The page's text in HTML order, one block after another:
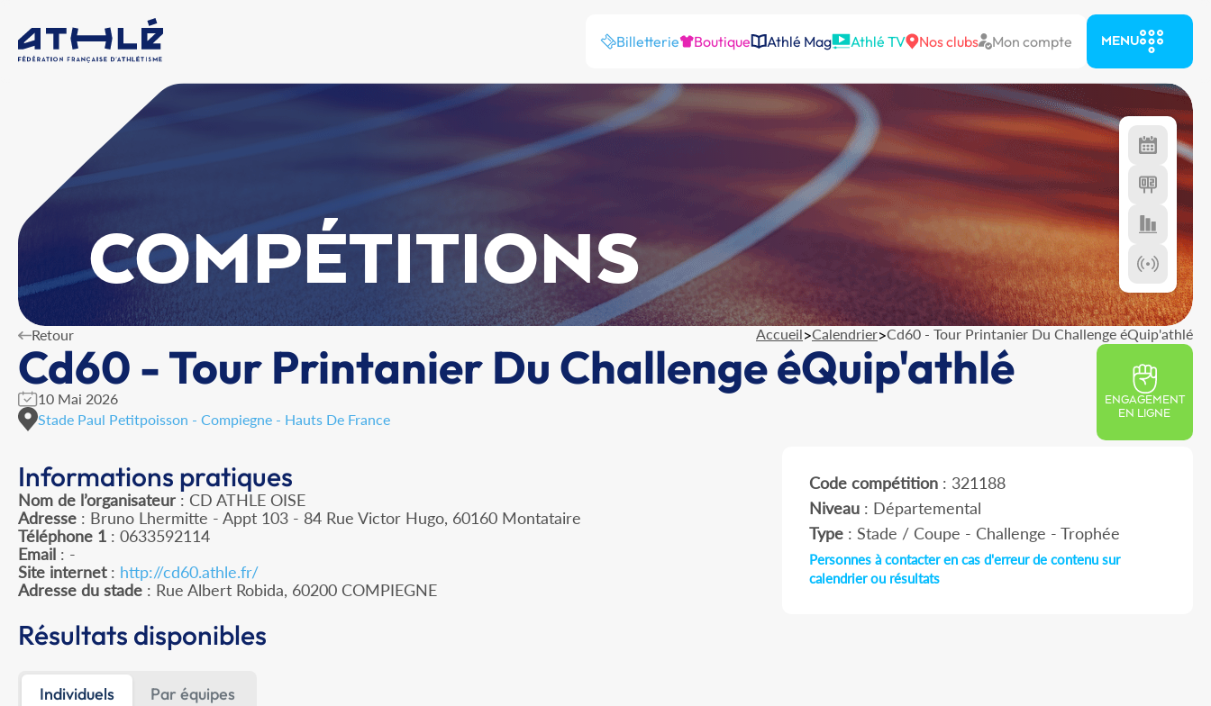
Billetterie Boutique Athlé Mag Athlé TV Nos clubs Mon compte MENU
COMPÉTITIONS
Retour Accueil>Calendrier>Cd60 - Tour Printanier Du Challenge éQuip'athlé
Cd60 - Tour Printanier Du Challenge éQuip'athlé
10 Mai 2026
Stade Paul Petitpoisson - Compiegne - Hauts De France
ENGAGEMENT
EN LIGNE
Informations pratiques
Nom de l’organisateur : CD ATHLE OISE
Adresse : Bruno Lhermitte - Appt 103 - 84 Rue Victor Hugo, 60160 Montataire
Téléphone 1 : 0633592114
Email : -
Site internet: http://cd60.athle.fr/
Adresse du stade : Rue Albert Robida, 60200 COMPIEGNE
Code compétition: 321188
Niveau: Départemental
Type: Stade / Coupe - Challenge - Trophée
Personnes à contacter en cas d'erreur de contenu sur
calendrier ou résultats
Résultats disponibles
Individuels Par équipes